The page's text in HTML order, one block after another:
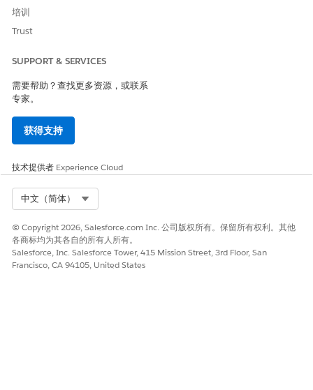
培训
Trust
SUPPORT & SERVICES
需要帮助？查找更多资源，或联系
专家。
获得支持
技术提供者 Experience Cloud
中文（简体）
© Copyright 2026, Salesforce.com Inc. 公司版权所有。保留所有权利。其他
各商标均为其各自的所有人所有。
Salesforce, Inc. Salesforce Tower, 415 Mission Street, 3rd Floor, San
Francisco, CA 94105, United States